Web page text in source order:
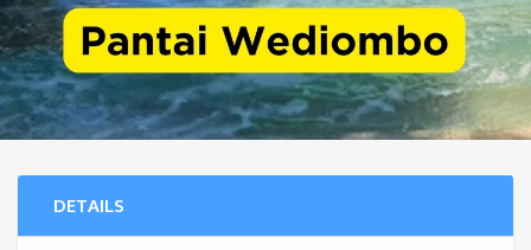
DETAILS